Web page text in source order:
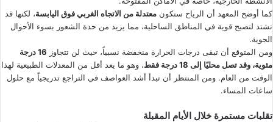
كما أوضح المعهد أن الرياح ستكون معتدلة من الاتجاه الغربي فوق اليابسة، لكنها قد
تشتد لتصبح قوية في المناطق الساحلية، مما يزيد من حدة الشعور بسوء الأحوال
الجوية.
ومن المتوقع أن تبقى درجات الحرارة منخفضة نسبياً، حيث لن تتجاوز
16 درجة
مئوية، وقد تصل محليًا إلى 18 درجة فقط
، وهو ما يعد أقل من المعدلات الطبيعية لهذا
الوقت من العام. ومن المنتظر أن تبدأ أشد العواصف في التراجع تدريجياً مع حلول
ساعات المساء.
تقلبات مستمرة خلال الأيام المقبلة